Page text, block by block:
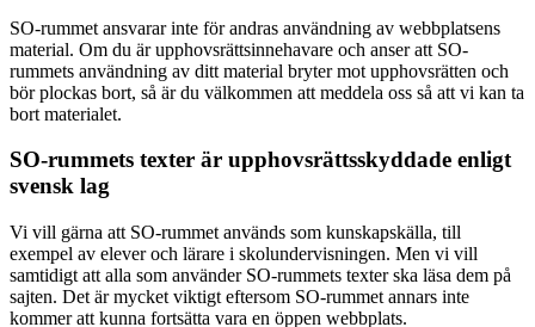
SO-rummet ansvarar inte för andras användning av webbplatsens
material. Om du är upphovsrättsinnehavare och anser att SO-
rummets användning av ditt material bryter mot upphovsrätten och
bör plockas bort, så är du välkommen att meddela oss så att vi kan ta
bort materialet.
SO-rummets texter är upphovsrättsskyddade enligt
svensk lag
Vi vill gärna att SO-rummet används som kunskapskälla, till
exempel av elever och lärare i skolundervisningen. Men vi vill
samtidigt att alla som använder SO-rummets texter ska läsa dem på
sajten. Det är mycket viktigt eftersom SO-rummet annars inte
kommer att kunna fortsätta vara en öppen webbplats.